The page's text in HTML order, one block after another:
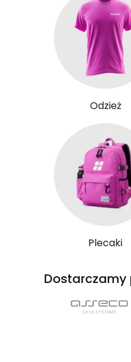
Odzież
Plecaki
Dostarczamy